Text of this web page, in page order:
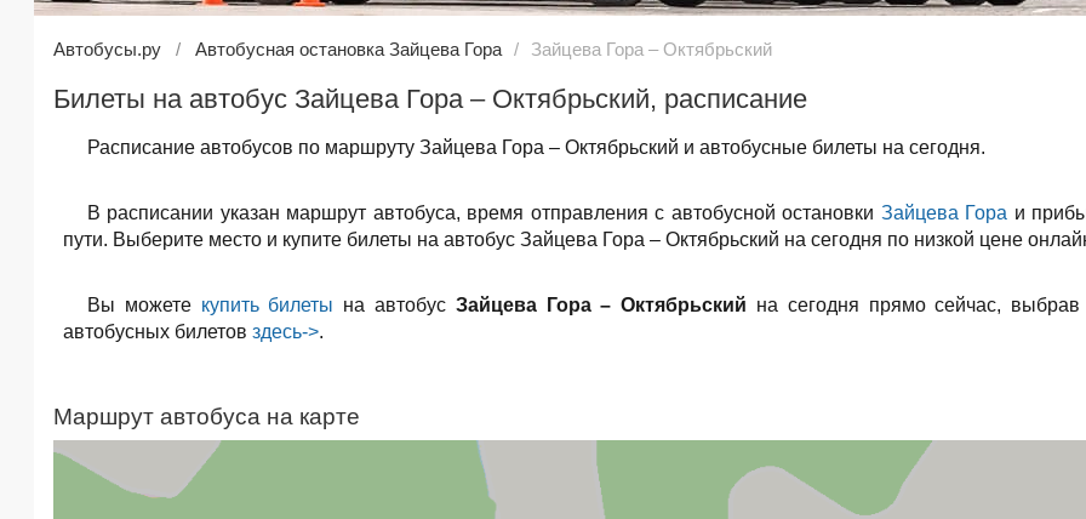
Автобусы.ру Автобусная остановка Зайцева Гора Зайцева Гора – Октябрьский
Билеты на автобус Зайцева Гора – Октябрьский, расписание
Расписание автобусов по маршруту Зайцева Гора – Октябрьский и автобусные билеты на сегодня.
В расписании указан маршрут автобуса, время отправления с автобусной остановки Зайцева Гора и
пути. Выберите место и купите билеты на автобус Зайцева Гора – Октябрьский на сегодня по низкой цене
Вы можете купить билеты на автобус Зайцева Гора – Октябрьский на сегодня прямо сейчас,
автобусных билетов здесь->.
Маршрут автобуса на карте